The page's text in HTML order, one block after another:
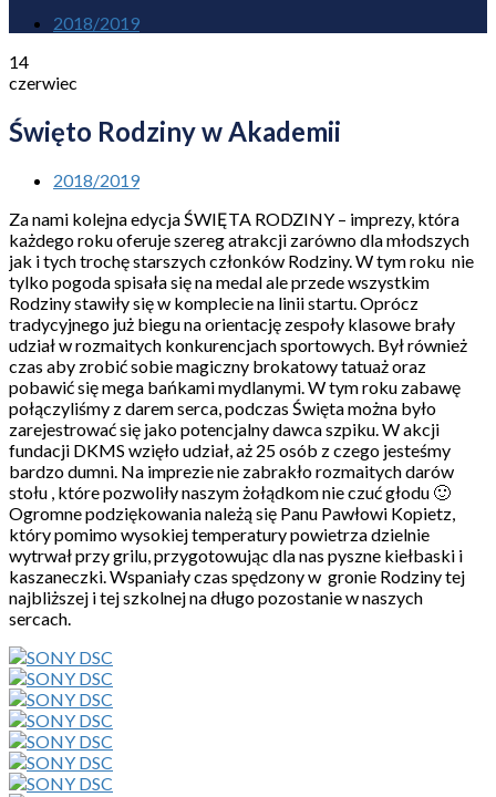
2018/2019
14
czerwiec
Święto Rodziny w Akademii
2018/2019
Za nami kolejna edycja ŚWIĘTA RODZINY – imprezy, która
każdego roku oferuje szereg atrakcji zarówno dla młodszych
jak i tych trochę starszych członków Rodziny. W tym roku nie
tylko pogoda spisała się na medal ale przede wszystkim
Rodziny stawiły się w komplecie na linii startu. Oprócz
tradycyjnego już biegu na orientację zespoły klasowe brały
udział w rozmaitych konkurencjach sportowych. Był również
czas aby zrobić sobie magiczny brokatowy tatuaż oraz
pobawić się mega bańkami mydlanymi. W tym roku zabawę
połączyliśmy z darem serca, podczas Święta można było
zarejestrować się jako potencjalny dawca szpiku. W akcji
fundacji DKMS wzięło udział, aż 25 osób z czego jesteśmy
bardzo dumni. Na imprezie nie zabrakło rozmaitych darów
stołu , które pozwoliły naszym żołądkom nie czuć głodu 🙂
Ogromne podziękowania należą się Panu Pawłowi Kopietz,
który pomimo wysokiej temperatury powietrza dzielnie
wytrwał przy grilu, przygotowując dla nas pyszne kiełbaski i
kaszaneczki. Wspaniały czas spędzony w gronie Rodziny tej
najbliższej i tej szkolnej na długo pozostanie w naszych
sercach.